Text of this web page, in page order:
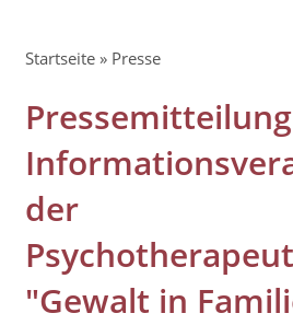
Pfadnavigation
Startseite Presse
der
"Gewalt in